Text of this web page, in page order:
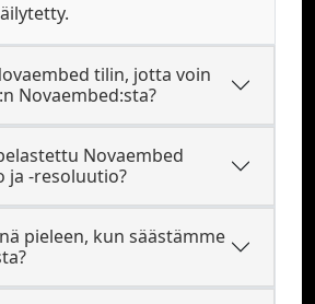
tilin, jotta voin
Novaembed:sta?
Novaembed
ja -resoluutio?
pieleen, kun säästämme